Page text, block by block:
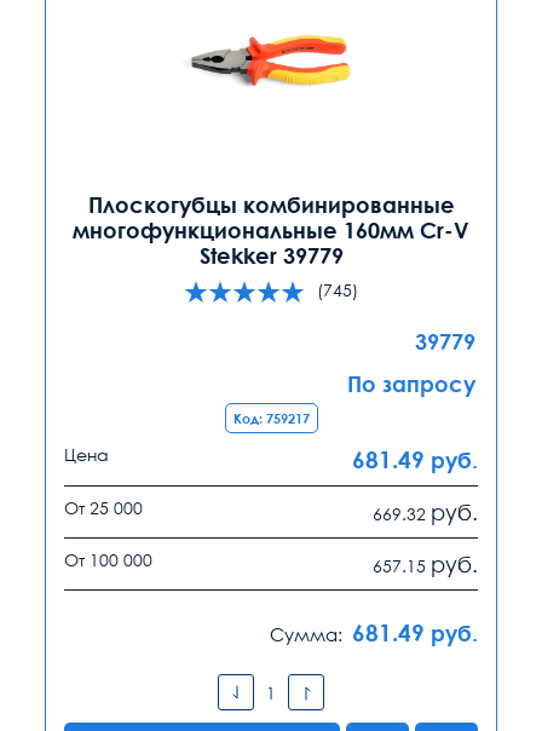
Плоскогубцы комбинированные
многофункциональные 160мм Cr-V
Stekker 39779
(745)
39779
По запросу
Код: 759217
Цена 681.49 руб.
От 25 000 669.32 руб.
От 100 000 657.15 руб.
Сумма: 681.49 руб.